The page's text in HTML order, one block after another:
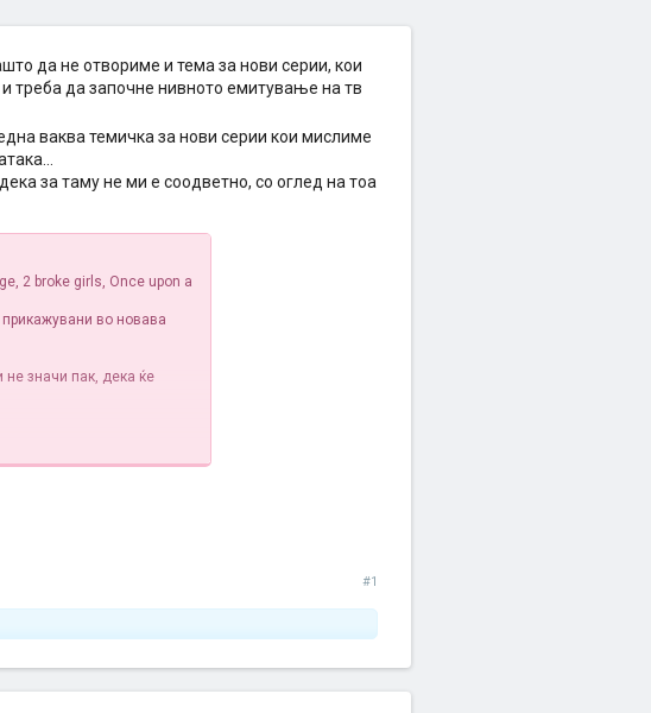
да не отвoриме и тема за нови серии, кои
треба да започне нивното емитување на тв
ваква темичка за нови серии кои мислиме
за таму не ми е соодветно, со оглед на тоа
2 broke girls, Once upon a
во новава
значи пак, дека ќе
#1